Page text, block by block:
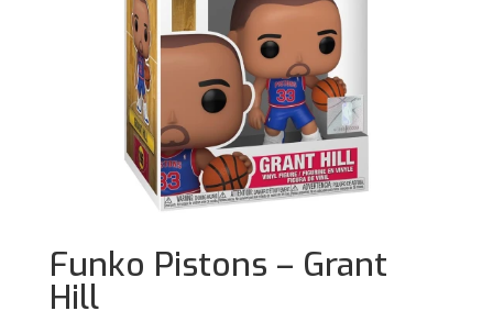
Funko Pistons – Grant
Hill